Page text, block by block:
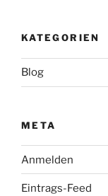
KATEGORIEN
Blog
META
Anmelden
Eintrags-Feed